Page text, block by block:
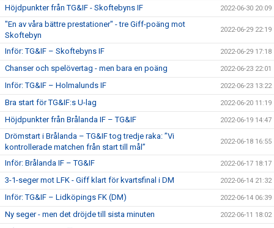
Höjdpunkter från TG&IF - Skoftebyns IF 2022-06-30 20:09
"En av våra bättre prestationer" - tre Giff-poäng mot
Skoftebyn
2022-06-29 22:19
Inför: TG&IF – Skoftebyns IF 2022-06-29 17:18
Chanser och spelövertag - men bara en poäng 2022-06-23 22:01
Inför: TG&IF – Holmalunds IF 2022-06-23 13:22
Bra start för TG&IF:s U-lag 2022-06-20 11:19
Höjdpunkter från Brålanda IF – TG&IF 2022-06-19 14:47
Drömstart i Brålanda – TG&IF tog tredje raka: ”Vi
kontrollerade matchen från start till mål”
2022-06-18 16:55
Inför: Brålanda IF – TG&IF 2022-06-17 18:17
3-1-seger mot LFK - Giff klart för kvartsfinal i DM 2022-06-14 21:32
Inför: TG&IF – Lidköpings FK (DM) 2022-06-14 06:39
Ny seger - men det dröjde till sista minuten 2022-06-11 18:02